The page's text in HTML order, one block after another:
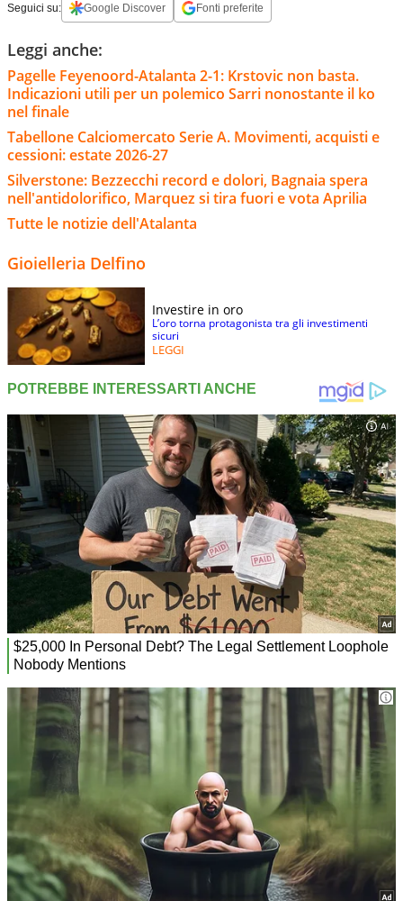
Seguici su: Google Discover Fonti preferite
Leggi anche:
Pagelle Feyenoord-Atalanta 2-1: Krstovic non basta.
Indicazioni utili per un polemico Sarri nonostante il ko
nel finale
Tabellone Calciomercato Serie A. Movimenti, acquisti e
cessioni: estate 2026-27
Silverstone: Bezzecchi record e dolori, Bagnaia spera
nell'antidolorifico, Marquez si tira fuori e vota Aprilia
Tutte le notizie dell'Atalanta
Gioielleria Delfino
Investire in oro
L’oro torna protagonista tra gli investimenti
sicuri
LEGGI